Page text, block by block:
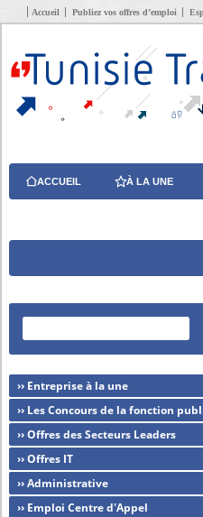
Accueil Publiez vos offres d’emploi
ACCUEIL À LA UNE
›› Entreprise à la une
›› Les Concours de la fonction
›› Offres des Secteurs Leaders
›› Offres IT
›› Administrative
›› Emploi Centre d'Appel